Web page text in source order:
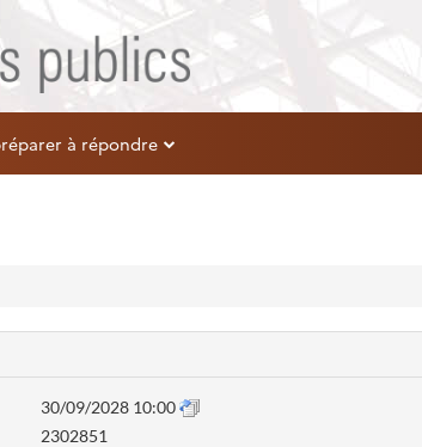
à répondre
30/09/2028 10:00
2302851